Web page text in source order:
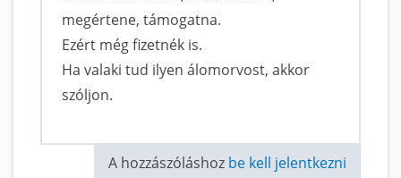
megértene, támogatna.
Ezért még fizetnék is.
Ha valaki tud ilyen álomorvost, akkor
szóljon.
A hozzászóláshoz be kell jelentkezni